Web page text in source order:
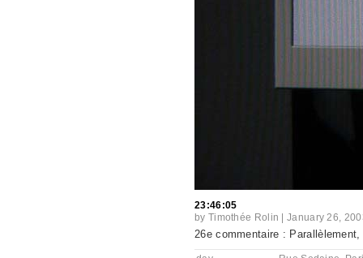
23:46:05
by Timothée Rolin |January 26,
26e commentaire :